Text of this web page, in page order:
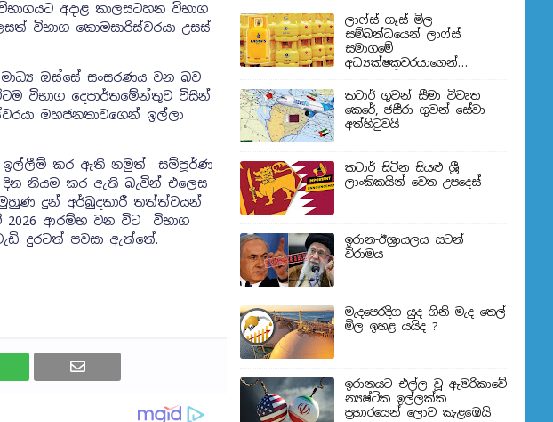
අදාළ කාලසටහන විභාග
විභාග කොමසාරිස්වරයා උසස්
මාධ්‍ය ඔස්සේ සංසරණය වන බව
විභාග දෙපාර්තමේන්තුව විසින්
මහජනතාවගෙන් ඉල්ලා
ඉල්ලීම් කර ඇති නමුත් සම්පූර්ණ
දින නියම කර ඇති බැවින් එලෙස
මුහුණ දුන් අර්බුදකාරී තත්ත්වයන්
2026 ආරම්භ වන විට විභාග
දුරටත් පවසා ඇත්තේ.
ලාෆ්ස් ගෑස් මිල
සම්බන්ධයෙන් ලාෆ්ස්
සමාගමේ
අධ්‍යක්ෂකවරයාගෙන්
කටාර් ගුවන් සීමා විවෘත
කෙරේ, ජසීරා ගුවන් සේවා
අත්හි‍ටුවයි
කටාර් සිටින සියළු ශ්‍රී
ලාංකිකයින් වෙත උපදෙස්
ඉරාන-ඊශ්‍රායලය සටන්
විරාමය
මැදපෙරදිග යුද ගිනි මැද තෙල්
මිල ඉහළ යයිද ?
ඉරානයට එල්ල වූ ඇමරිකාවේ
න්‍යෂ්ටික ඉල්ලක්ක
ප්‍රහාරයෙන් ලොව කැළඹෙයි